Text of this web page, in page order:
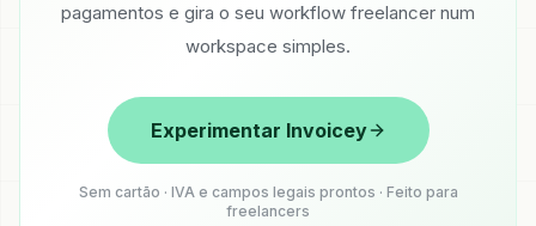
pagamentos e gira o seu workflow freelancer num
workspace simples.
Experimentar Invoicey
Sem cartão · IVA e campos legais prontos · Feito para
freelancers